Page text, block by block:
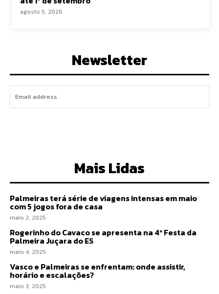
agosto 5, 2026
Newsletter
Mais Lidas
Palmeiras terá série de viagens intensas em maio
com 5 jogos fora de casa
maio 2, 2025
Rogerinho do Cavaco se apresenta na 4ª Festa da
Palmeira Juçara do ES
maio 4, 2025
Vasco e Palmeiras se enfrentam: onde assistir,
horário e escalações?
maio 3, 2025